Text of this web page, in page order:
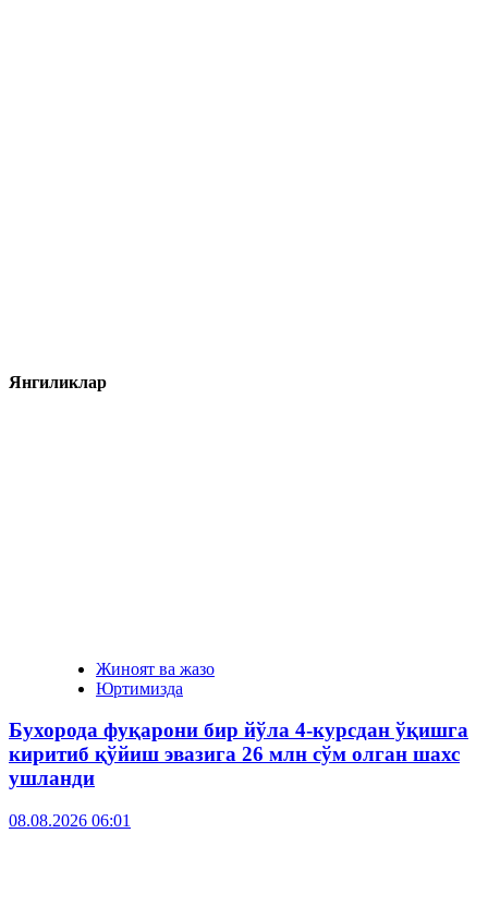
Янгиликлар
Жиноят ва жазо
Юртимизда
Бухорода фуқарони бир йўла 4-курсдан ўқишга
киритиб қўйиш эвазига 26 млн сўм олган шахс
ушланди
08.08.2026 06:01